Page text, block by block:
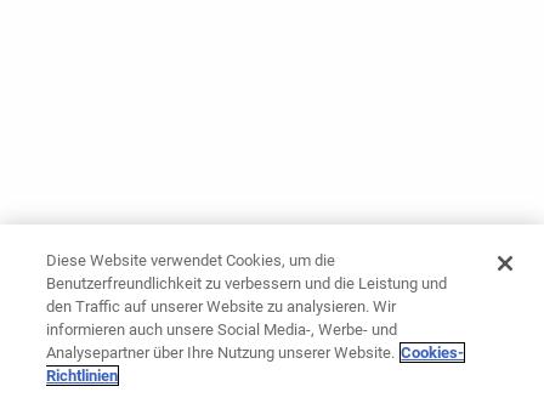
Diese Website verwendet Cookies, um die
Benutzerfreundlichkeit zu verbessern und die Leistung und
den Traffic auf unserer Website zu analysieren. Wir
informieren auch unsere Social Media-, Werbe- und
Analysepartner über Ihre Nutzung unserer Website. Cookies-
Richtlinien